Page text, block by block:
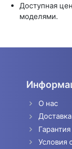
Доступная
моделями.
О нас
Доставка
Условия